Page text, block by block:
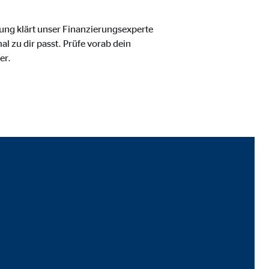
klärt unser Finanzierungsexperte
zu dir passt. Prüfe vorab dein